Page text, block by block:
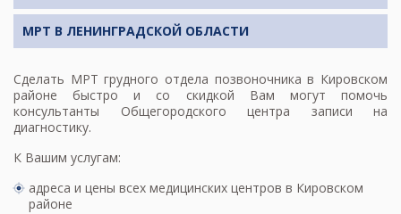
МРТ В ЛЕНИНГРАДСКОЙ ОБЛАСТИ
Сделать МРТ грудного отдела позвоночника в Кировском
районе быстро и со скидкой Вам могут помочь
консультанты Общегородского центра записи на
диагностику.
К Вашим услугам:
адреса и цены всех медицинских центров в Кировском
районе